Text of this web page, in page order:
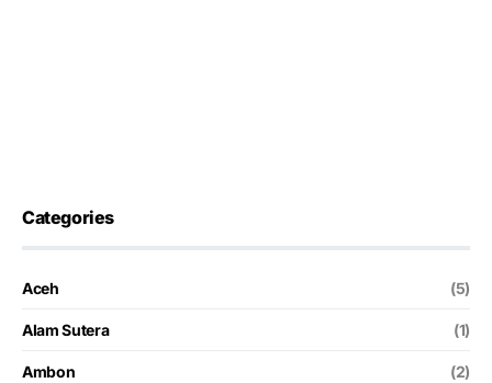
Categories
Aceh (5)
Alam Sutera (1)
Ambon (2)